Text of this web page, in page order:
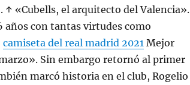
↑ «Cubells, el arquitecto del Valencia».
años con tantas virtudes como
camiseta del real madrid 2021 Mejor
Sin embargo retornó al primer
marcó historia en el club, Rogelio